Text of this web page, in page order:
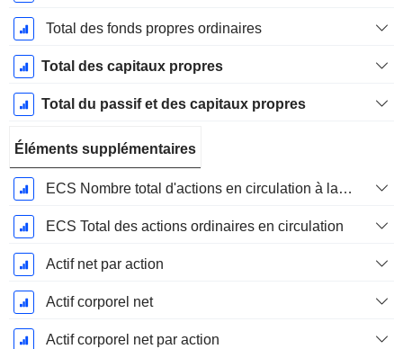
Total des fonds propres ordinaires
Total des capitaux propres
Total du passif et des capitaux propres
Éléments supplémentaires
ECS Nombre total d'actions en circulation à la date de dépôt
ECS Total des actions ordinaires en circulation
Actif net par action
Actif corporel net
Actif corporel net par action